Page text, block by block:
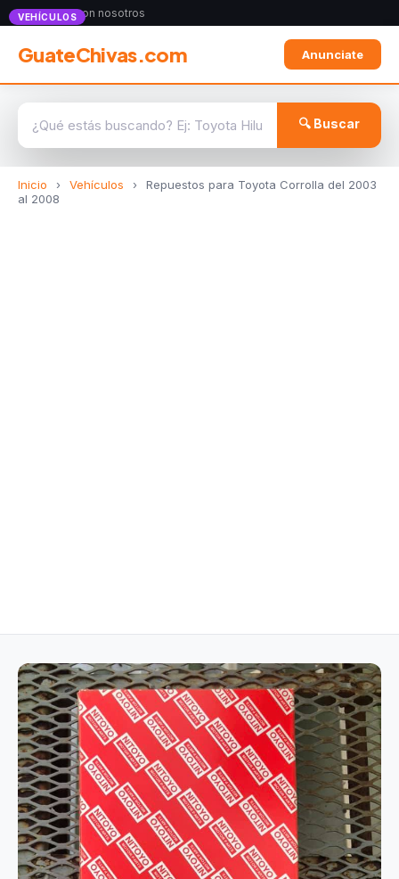
Anunciate con nosotros
GuateChivas.com Anunciate
🔍 Buscar
Inicio › Vehículos ›
Repuestos para Toyota Corrolla del 2003
al 2008
VEHÍCULOS